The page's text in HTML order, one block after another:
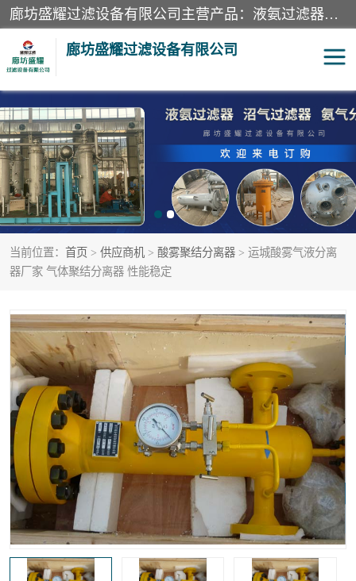
廊坊盛耀过滤设备有限公司主营产品：液氨过滤器、沼气过滤器、氨气分离器、二氧化碳过滤器、过滤器、液氨氨气过滤器、天然气过滤器、管道过滤器、*过滤器、液氨除油除水过滤器、氨气除油除水过滤器、焦炉煤气除焦油过滤器等。
廊坊盛耀过滤设备有限公司
当前位置： 首页 > 供应商机 > 酸雾聚结分离器 > 运城酸雾气液分离
器厂家 气体聚结分离器 性能稳定
二氧化碳过滤器 过滤器
液氨氨气过滤器 沼气过滤器
天然气过滤器 管道过滤器
甲醇过滤器 液氨除油除水过滤器
硝酸尾气分离器 酸雾聚结分离器
高炉煤气过滤器 替代进口过滤器
化工盐酸气聚结器 耐腐蚀除雾器滤芯